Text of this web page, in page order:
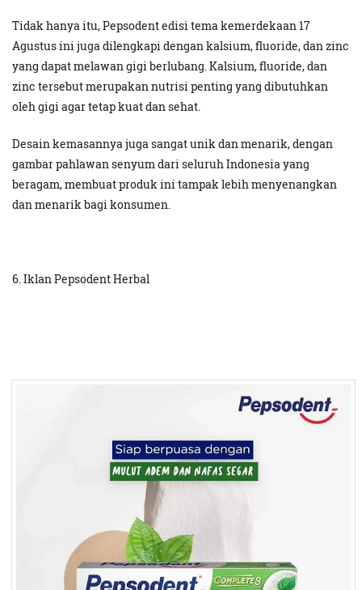
Tidak hanya itu, Pepsodent edisi tema kemerdekaan 17
Agustus ini juga dilengkapi dengan kalsium, fluoride, dan zinc
yang dapat melawan gigi berlubang. Kalsium, fluoride, dan
zinc tersebut merupakan nutrisi penting yang dibutuhkan
oleh gigi agar tetap kuat dan sehat.
Desain kemasannya juga sangat unik dan menarik, dengan
gambar pahlawan senyum dari seluruh Indonesia yang
beragam, membuat produk ini tampak lebih menyenangkan
dan menarik bagi konsumen.
6. Iklan Pepsodent Herbal